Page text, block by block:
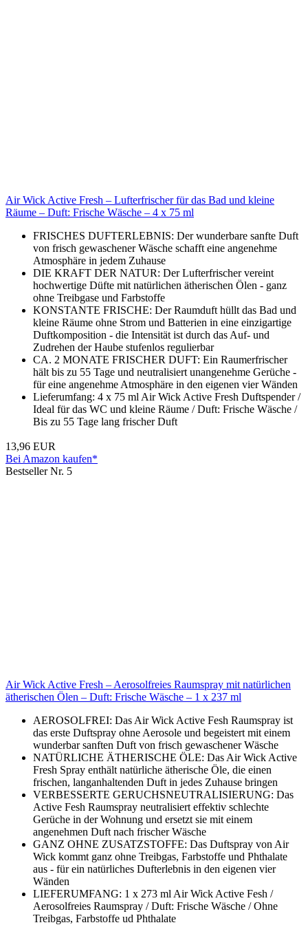
Air Wick Active Fresh – Lufterfrischer für das Bad und kleine
Räume – Duft: Frische Wäsche – 4 x 75 ml
FRISCHES DUFTERLEBNIS: Der wunderbare sanfte Duft
von frisch gewaschener Wäsche schafft eine angenehme
Atmosphäre in jedem Zuhause
DIE KRAFT DER NATUR: Der Lufterfrischer vereint
hochwertige Düfte mit natürlichen ätherischen Ölen - ganz
ohne Treibgase und Farbstoffe
KONSTANTE FRISCHE: Der Raumduft hüllt das Bad und
kleine Räume ohne Strom und Batterien in eine einzigartige
Duftkomposition - die Intensität ist durch das Auf- und
Zudrehen der Haube stufenlos regulierbar
CA. 2 MONATE FRISCHER DUFT: Ein Raumerfrischer
hält bis zu 55 Tage und neutralisiert unangenehme Gerüche -
für eine angenehme Atmosphäre in den eigenen vier Wänden
Lieferumfang: 4 x 75 ml Air Wick Active Fresh Duftspender /
Ideal für das WC und kleine Räume / Duft: Frische Wäsche /
Bis zu 55 Tage lang frischer Duft
13,96 EUR
Bei Amazon kaufen*
Bestseller Nr. 5
Air Wick Active Fresh – Aerosolfreies Raumspray mit natürlichen
ätherischen Ölen – Duft: Frische Wäsche – 1 x 237 ml
AEROSOLFREI: Das Air Wick Active Fesh Raumspray ist
das erste Duftspray ohne Aerosole und begeistert mit einem
wunderbar sanften Duft von frisch gewaschener Wäsche
NATÜRLICHE ÄTHERISCHE ÖLE: Das Air Wick Active
Fresh Spray enthält natürliche ätherische Öle, die einen
frischen, langanhaltenden Duft in jedes Zuhause bringen
VERBESSERTE GERUCHSNEUTRALISIERUNG: Das
Active Fesh Raumspray neutralisiert effektiv schlechte
Gerüche in der Wohnung und ersetzt sie mit einem
angenehmen Duft nach frischer Wäsche
GANZ OHNE ZUSATZSTOFFE: Das Duftspray von Air
Wick kommt ganz ohne Treibgas, Farbstoffe und Phthalate
aus - für ein natürliches Dufterlebnis in den eigenen vier
Wänden
LIEFERUMFANG: 1 x 273 ml Air Wick Active Fesh /
Aerosolfreies Raumspray / Duft: Frische Wäsche / Ohne
Treibgas, Farbstoffe ud Phthalate